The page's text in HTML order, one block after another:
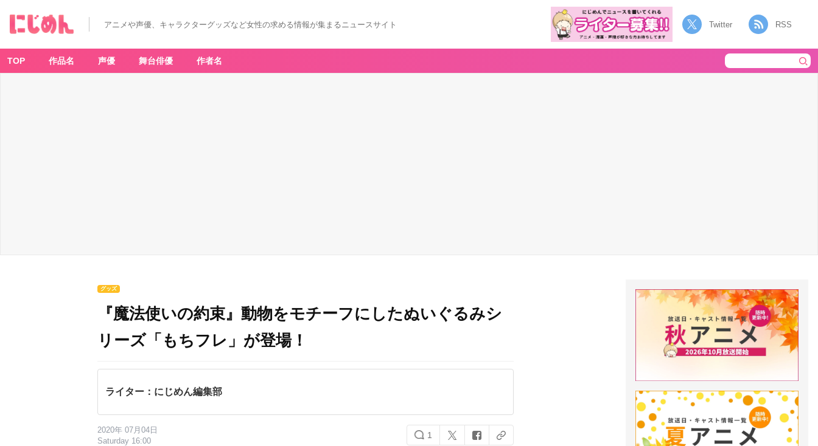
アニメや声優、キャラクターグッズなど女性の求める情報が集まるニュースサイト Twitter RSS
TOP 作品名 声優 舞台俳優 作者名
グッズ
『魔法使いの約束』動物をモチーフにしたぬいぐるみシ
リーズ「もちフレ」が登場！
ライター：にじめん編集部
2020年 07月04日
Saturday 16:00
1